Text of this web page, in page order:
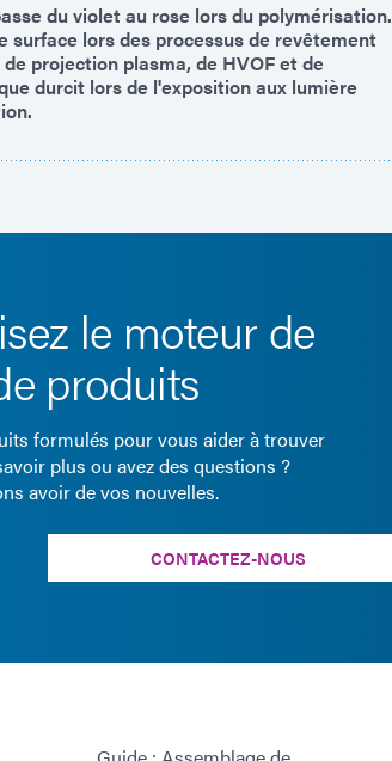
du violet au rose lors du polymérisation.
lors des processus de revêtement
projection plasma, de HVOF et de
durcit lors de l'exposition aux lumière
le moteur de
produits
formulés pour vous aider à trouver
plus ou avez des questions ?
avoir de vos nouvelles.
CONTACTEZ-NOUS